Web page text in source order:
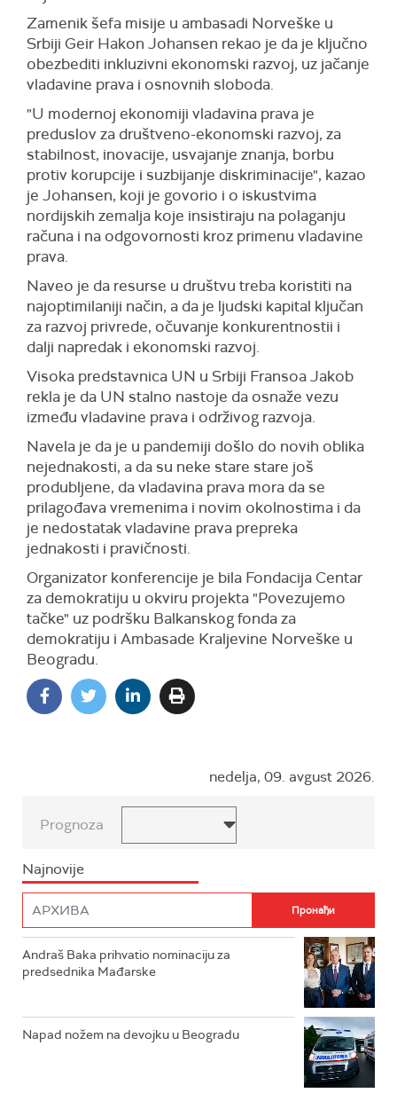
Zamenik šefa misije u ambasadi Norveške u
Srbiji Geir Hakon Johansen rekao je da je ključno
obezbediti inkluzivni ekonomski razvoj, uz jačanje
vladavine prava i osnovnih sloboda.
"U modernoj ekonomiji vladavina prava je
preduslov za društveno-ekonomski razvoj, za
stabilnost, inovacije, usvajanje znanja, borbu
protiv korupcije i suzbijanje diskriminacije", kazao
je Johansen, koji je govorio i o iskustvima
nordijskih zemalja koje insistiraju na polaganju
računa i na odgovornosti kroz primenu vladavine
prava.
Naveo je da resurse u društvu treba koristiti na
najoptimilaniji način, a da je ljudski kapital ključan
za razvoj privrede, očuvanje konkurentnostii i
dalji napredak i ekonomski razvoj.
Visoka predstavnica UN u Srbiji Fransoa Jakob
rekla je da UN stalno nastoje da osnaže vezu
između vladavine prava i održivog razvoja.
Navela je da je u pandemiji došlo do novih oblika
nejednakosti, a da su neke stare stare još
produbljene, da vladavina prava mora da se
prilagođava vremenima i novim okolnostima i da
je nedostatak vladavine prava prepreka
jednakosti i pravičnosti.
Organizator konferencije je bila Fondacija Centar
za demokratiju u okviru projekta "Povezujemo
tačke" uz podršku Balkanskog fonda za
demokratiju i Ambasade Kraljevine Norveške u
Beogradu.
nedelja, 09. avgust 2026.
Prognoza
Najnovije
Andraš Baka prihvatio nominaciju za
predsednika Mađarske
Napad nožem na devojku u Beogradu